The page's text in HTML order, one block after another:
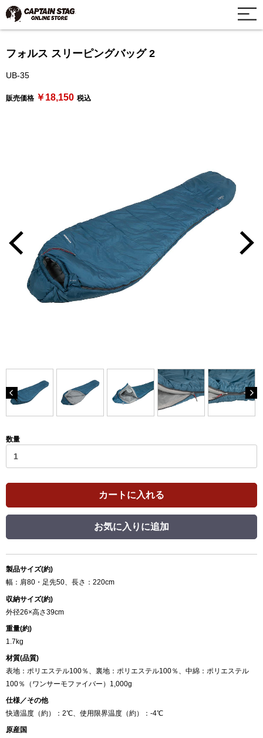
フォルス スリーピングバッグ 2
UB-35
販売価格 ￥18,150 税込
数量
カートに入れる
お気に入りに追加
製品サイズ(約)
幅：肩80・足先50、長さ：220cm
収納サイズ(約)
外径26×高さ39cm
重量(約)
1.7kg
材質(品質)
表地：ポリエステル100％、裏地：ポリエステル100％、中綿：ポリエステル
100％（ワンサーモファイバー）1,000g
仕様／その他
快適温度（約）：2℃、使用限界温度（約）：-4℃
原産国